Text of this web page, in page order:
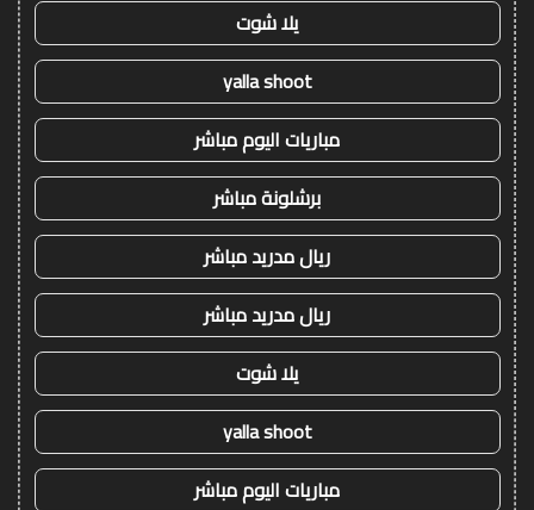
يلا شوت
yalla shoot
مباريات اليوم مباشر
برشلونة مباشر
ريال مدريد مباشر
ريال مدريد مباشر
يلا شوت
yalla shoot
مباريات اليوم مباشر